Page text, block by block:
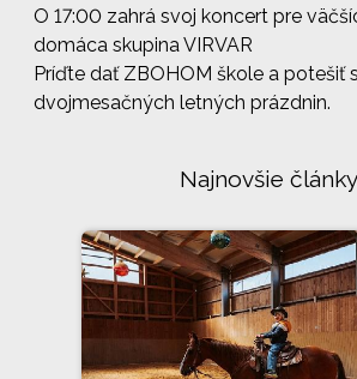
O 17:00 zahrá svoj koncert pre
domáca skupina VIRVAR
Príďte dať ZBOHOM škole a potešiť
dvojmesačných letných prázdnin.
Najnovšie články